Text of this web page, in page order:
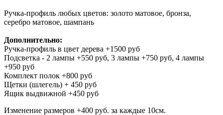
Ручка-профиль любых цветов: золото матовое, бронза,
серебро матовое, шампань
Дополнительно:
Ручка-профиль в цвет дерева +1500 руб
Подсветка - 2 лампы +550 руб, 3 лампы +750 руб, 4 лампы
+950 руб
Комплект полок +800 руб
Щетки (шлегель) + 450 руб
Ящик выдвижной +450 руб
Изменение размеров +400 руб. за каждые 10см.